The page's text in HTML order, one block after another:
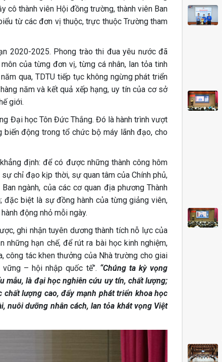
cô thành viên Hội đồng trường, thành viên Ban
từ các đơn vị thuộc, trực thuộc Trường tham
2020-2025. Phong trào thi đua yêu nước đã
của từng đơn vị, từng cá nhân, lan tỏa tinh
qua, TDTU tiếp tục không ngừng phát triển
năm và kết quả xếp hạng, uy tín của cơ sở
giới.
Đại học Tôn Đức Thắng. Đó là hành trình vượt
động trong tổ chức bộ máy lãnh đạo, cho
định: để có được những thành công hôm
chỉ đạo kịp thời, sự quan tâm của Chính phủ,
ngành, của các cơ quan địa phương Thành
đặc biệt là sự đồng hành của từng giảng viên,
động nhỏ mỗi ngày.
ghi nhận tuyên dương thành tích nỗ lực của
hạn chế, để rút ra bài học kinh nghiệm,
công tác khen thưởng của Nhà trường cho giai
– hội nhập quốc tế’’. “Chúng ta kỳ vọng
mẫu, là đại học nghiên cứu uy tín, chất lượng;
lượng cao, đẩy mạnh phát triển khoa học
nuôi dưỡng nhân cách, lan tỏa khát vọng Việt